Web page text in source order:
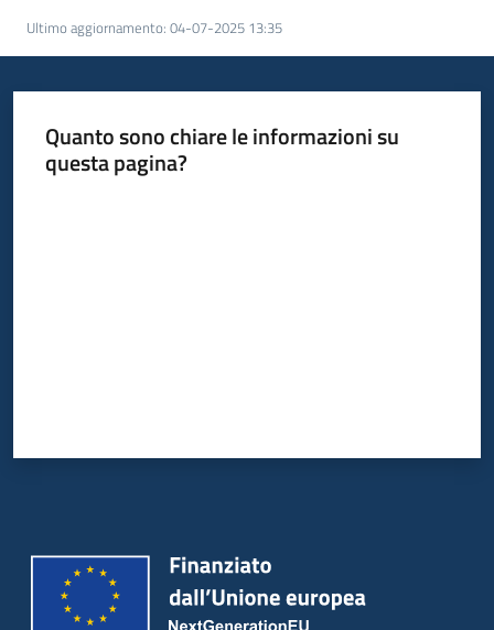
Ultimo aggiornamento: 04-07-2025 13:35
Quanto sono chiare le informazioni su
questa pagina?